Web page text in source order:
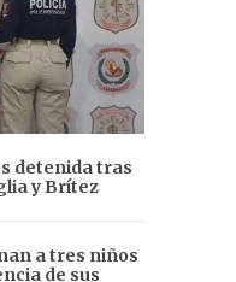
detenida tras
y Brítez
a tres niños
de sus